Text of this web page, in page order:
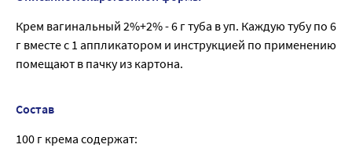
Крем вагинальный 2%+2% - 6 г туба в уп. Каждую тубу по 6
г вместе с 1 аппликатором и инструкцией по применению
помещают в пачку из картона.
Состав
100 г крема содержат: